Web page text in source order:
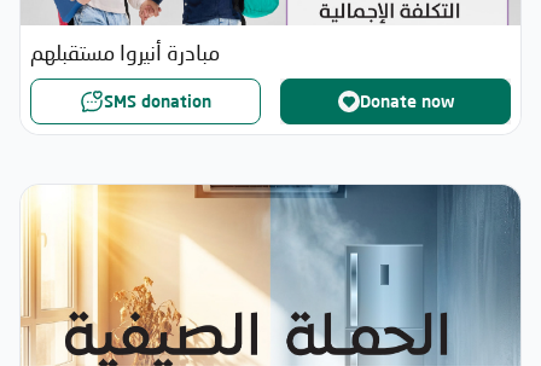
مبادرة أنيروا مستقبلهم
SMS donation Donate now